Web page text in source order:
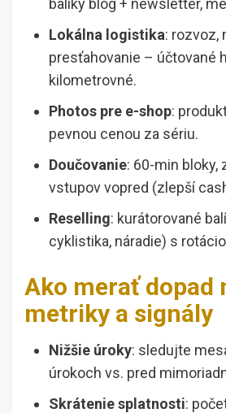
balíky blog + newsletter,
Lokálna logistika: rozvoz,
presťahovanie – účtované
kilometrovné.
Photos pre e-shop:
pevnou cenou za sériu.
Doučovanie: 60-min bloky,
vstupov vopred (zlepší
Reselling: kurátorované
cyklistika, náradie) s
Ako merať dopad
metriky a signály
Nižšie úroky: sledujte
úrokoch vs. pred
Skrátenie splatnosti: